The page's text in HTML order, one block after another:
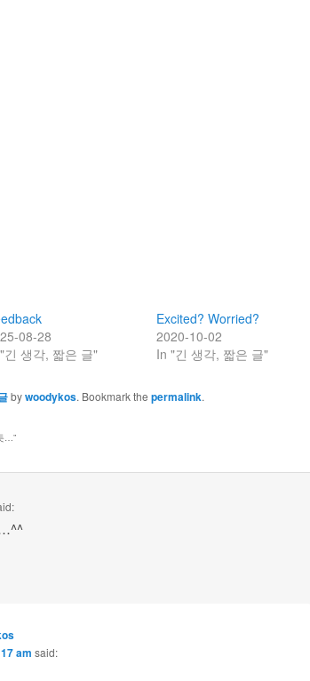
08-28
긴 생각, 짧은 글"
Excited? Worried?
2020-10-02
In "긴 생각, 짧은 글"
bywoodykos. Bookmark the permalink.
…”
am said: